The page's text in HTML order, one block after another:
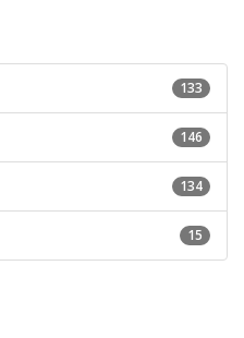
133
146
134
15